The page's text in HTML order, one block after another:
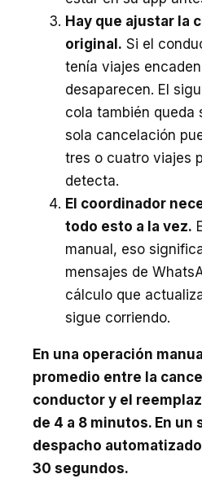
Hay que ajustar la
original. Si el
tenía viajes
desaparecen. El
cola también queda
sola cancelación
tres o cuatro viajes
detecta.
El coordinador
todo esto a la vez.
manual, eso
mensajes de
cálculo que
sigue corriendo.
En una operación
promedio entre la
conductor y el
de 4 a 8 minutos. En un
despacho
30 segundos.